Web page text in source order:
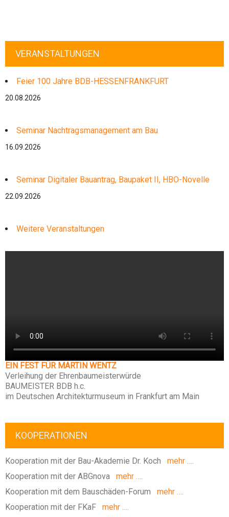
VERANSTALTUNGEN
Feier 100 Jahre BDB-HESSENFRANKFURT
20.08.2026
Seminar Nachtragsmanagement am Bau
16.09.2026
Seminar Digitaler Bauantrag, Baupaket II, HBO-Novelle
22.09.2026
Weitere Veranstaltungen
EIN FEST FÜR MARTIN WENTZ
Verleihung der Ehrenbaumeisterwürde
BAUMEISTER BDB h.c.
im Deutschen Architekturmuseum in Frankfurt am Main
KOOPERATIONEN
Kooperation mit der Bau-Akademie Dr. Koch mehr ….
Kooperation mit der ABGnova mehr ….
Kooperation mit dem Bauschäden-Forum mehr ….
Kooperation mit der FKaF mehr ….